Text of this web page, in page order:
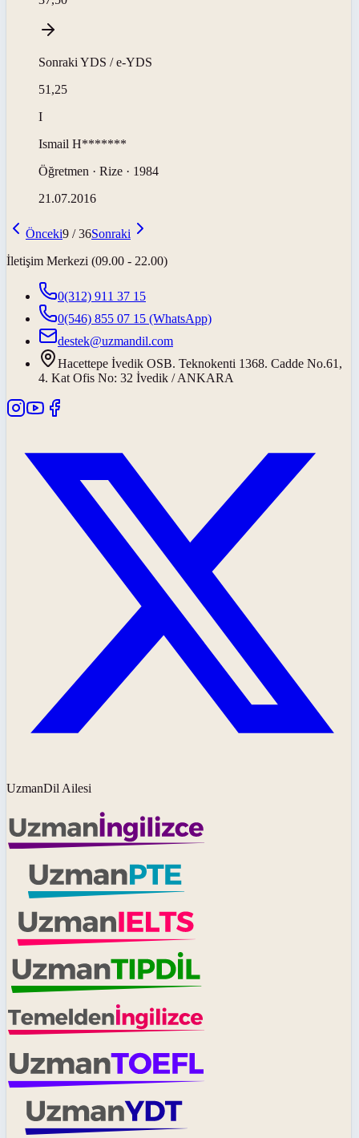
Sonraki YDS / e-YDS
51,25
I
Ismail H*******
Öğretmen · Rize · 1984
21.07.2016
Önceki9 /36Sonraki
İletişim Merkezi (09.00 - 22.00)
0(312) 911 37 15
0(546) 855 07 15 (WhatsApp)
destek@uzmandil.com
Hacettepe İvedik OSB. Teknokenti 1368. Cadde No.61,
4. Kat Ofis No: 32 İvedik / ANKARA
UzmanDil Ailesi